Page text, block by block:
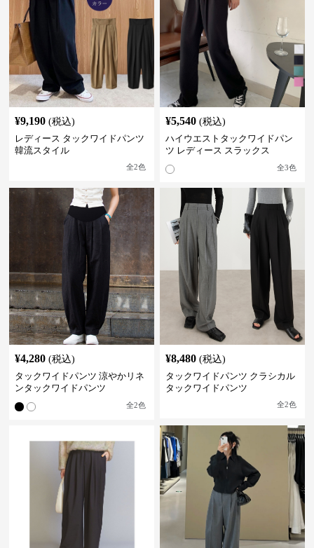
¥9,190 (税込)
レディース タックワイドパンツ
韓流スタイル
全2色
¥5,540 (税込)
ハイウエストタックワイドパン
ツ レディース スラックス
全3色
¥4,280 (税込)
タックワイドパンツ 涼やかリネ
ンタックワイドパンツ
全2色
¥8,480 (税込)
タックワイドパンツ クラシカル
タックワイドパンツ
全2色